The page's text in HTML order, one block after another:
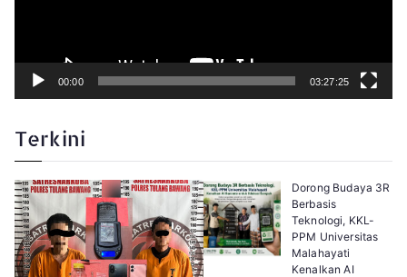
00:00 03:27:25
Terkini
Dorong Budaya 3R
Berbasis
Teknologi, KKL-
PPM Universitas
Malahayati
Kenalkan AI